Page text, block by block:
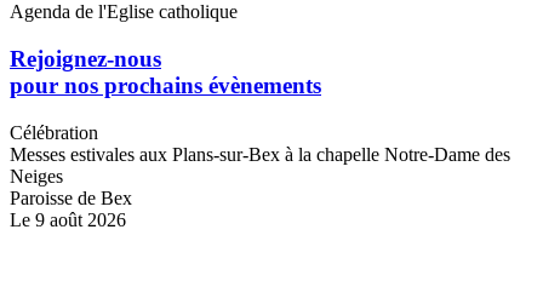
Agenda de l'Eglise catholique
Rejoignez-nous
pour nos prochains évènements
Célébration
Messes estivales aux Plans-sur-Bex à la chapelle Notre-Dame des
Neiges
Paroisse de Bex
Le 9 août 2026